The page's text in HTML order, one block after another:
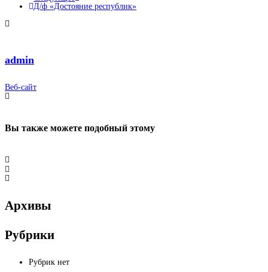
Д/ф «Достояние республик»
admin
Веб-сайт
Вы также можете подобный этому
Архивы
Рубрики
Рубрик нет